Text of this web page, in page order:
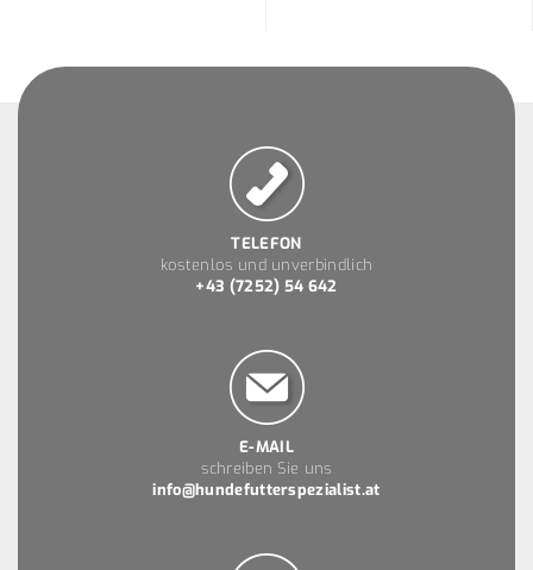
TELEFON
kostenlos und unverbindlich
+43 (7252) 54 642
E-MAIL
schreiben Sie uns
info@hundefutterspezialist.at